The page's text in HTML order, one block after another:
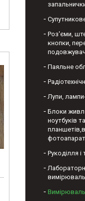
Роз'єми,
кнопки,
Паяльне
Лупи,
Блоки
ноутбуків та
Рукоділля і